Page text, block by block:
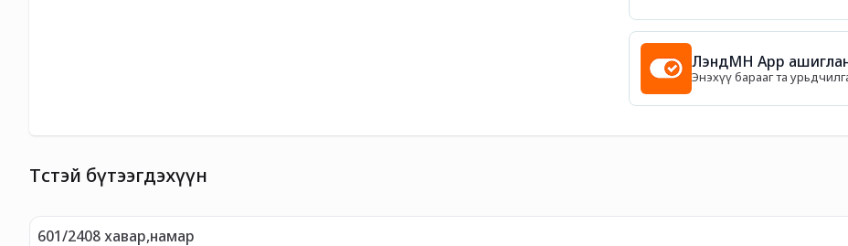
ЛэндМН App
Энэхүү барааг та
Төстэй бүтээгдэхүүн
601/2408 хавар,намар